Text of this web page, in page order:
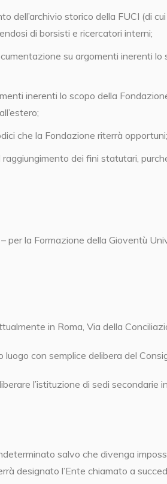
dell’archivio storico della FUCI (di
di borsisti e ricercatori interni;
su argomenti inerenti
inerenti lo scopo della
che la Fondazione riterrà opportuni;
dei fini statutari,
per la Formazione della Gioventù
in Roma, Via della
con semplice delibera del
l’istituzione di sedi secondarie
salvo che divenga
designato l’Ente chiamato a